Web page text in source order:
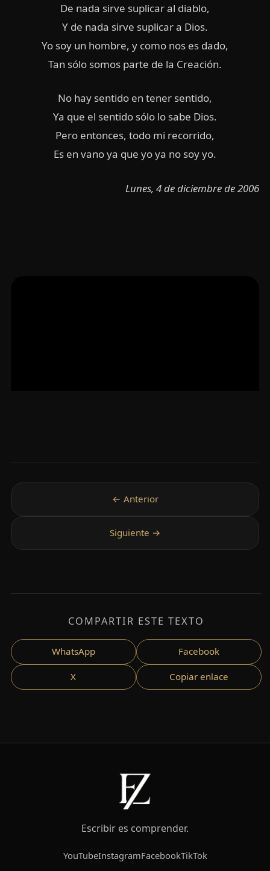
De nada sirve suplicar al diablo,
Y de nada sirve suplicar a Dios.
Yo soy un hombre, y como nos es dado,
Tan sólo somos parte de la Creación.
No hay sentido en tener sentido,
Ya que el sentido sólo lo sabe Dios.
Pero entonces, todo mi recorrido,
Es en vano ya que yo ya no soy yo.
Lunes, 4 de diciembre de 2006
COMPARTIR ESTE TEXTO
WhatsApp Facebook
X Copiar enlace
Escribir es comprender.
YouTubeInstagramFacebookTikTok